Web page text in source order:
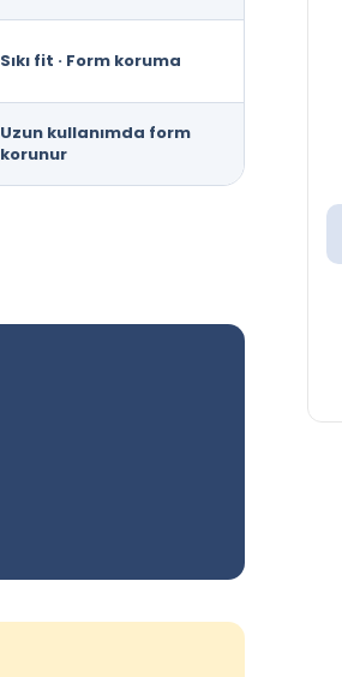
Sıkı fit · Form koruma
Uzun kullanımda form
korunur